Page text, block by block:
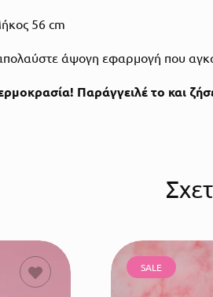
56 cm
άψογη εφαρμογή που
Παράγγειλέ το και
SALE